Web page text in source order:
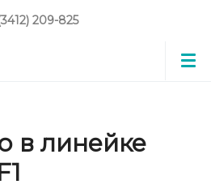
209-825
в линейке